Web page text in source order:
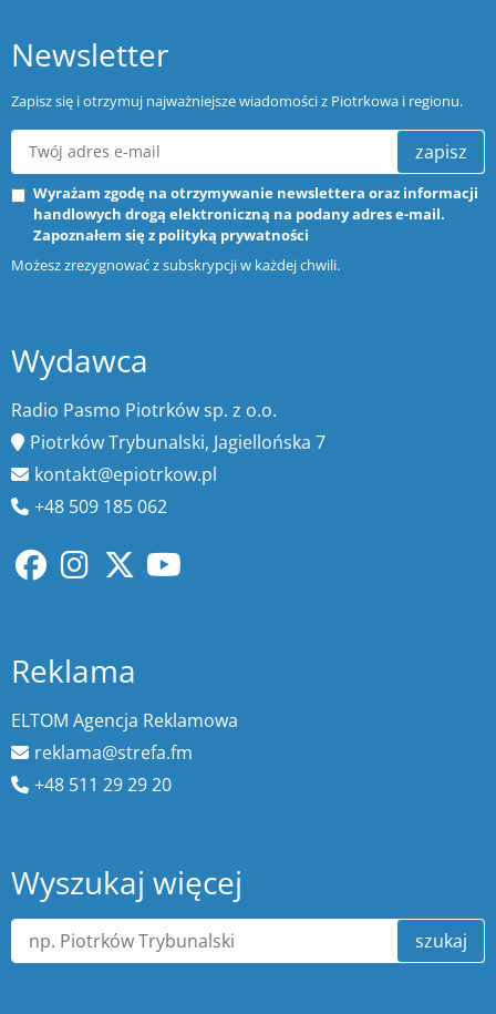
Newsletter
Zapisz się i otrzymuj najważniejsze wiadomości z Piotrkowa i regionu.
zapisz
Wyrażam zgodę na otrzymywanie newslettera oraz informacji
handlowych drogą elektroniczną na podany adres e-mail.
Zapoznałem się z polityką prywatności
Możesz zrezygnować z subskrypcji w każdej chwili.
Wydawca
Radio Pasmo Piotrków sp. z o.o.
Piotrków Trybunalski, Jagiellońska 7
kontakt@epiotrkow.pl
+48 509 185 062
Reklama
ELTOM Agencja Reklamowa
reklama@strefa.fm
+48 511 29 29 20
Wyszukaj więcej
szukaj